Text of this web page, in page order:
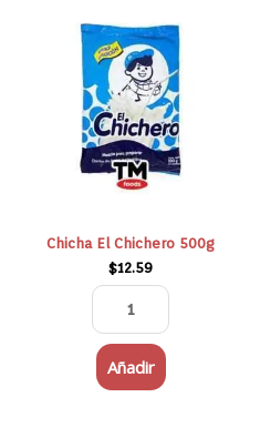
Chicha El Chichero 500g
$12.59
El
Chichero
500g
cantidad
Añadir